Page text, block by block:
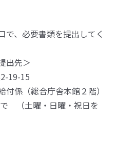
で、必要書類を提出してく
出先＞
19-15
係（総合庁舎本館２階）
（土曜・日曜・祝日を